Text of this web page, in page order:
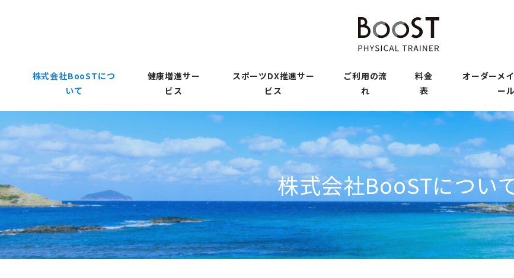
株式会社BooSTにつ
いて
健康増進サー
ビス
スポーツDX推進サー
ビス
ご利用の流
れ
料金
表
オーダーメ
ール
株式会社BooSTについ